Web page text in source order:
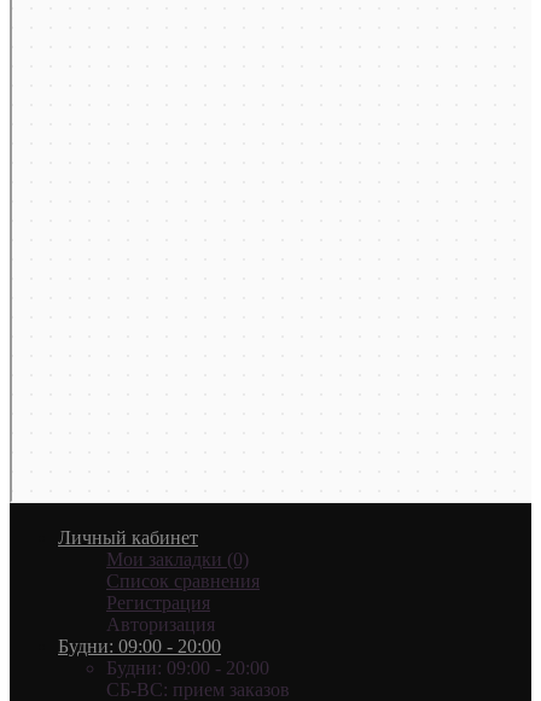
Личный кабинет
Мои закладки (0)
Список сравнения
Регистрация
Авторизация
Будни: 09:00 - 20:00
Будни: 09:00 - 20:00
СБ-ВС: прием заказов